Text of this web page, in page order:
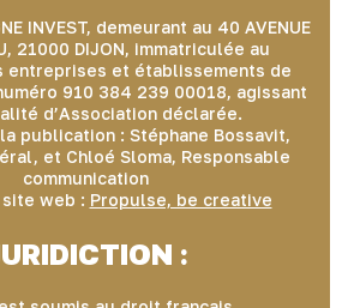
INVEST, demeurant au 40 AVENUE
21000 DIJON, immatriculée au
entreprises et établissements de
910 384 239 00018, agissant
d’Association déclarée.
publication : Stéphane Bossavit,
et Chloé Sloma, Responsable
communication
web : Propulse, be creative
: